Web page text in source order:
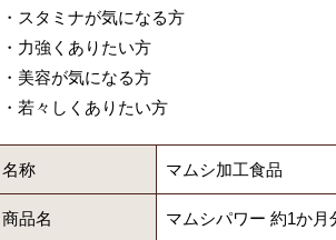
・スタミナが気になる方
・力強くありたい方
・美容が気になる方
・若々しくありたい方
名称 マムシ加工食品
商品名 マムシパワー 約1か月